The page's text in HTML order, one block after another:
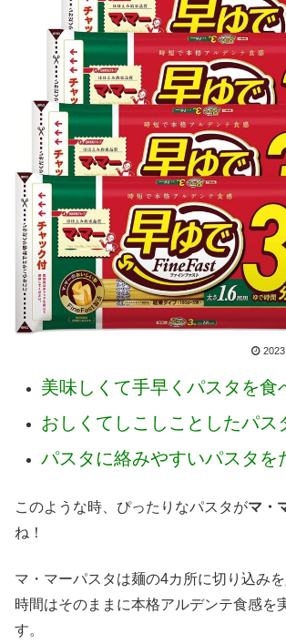
美味しくて手早くパスタを食
おしくてしこしことしたパス
パスタに絡みやすいパスタを
このような時、ぴったりなパスタがマ・
ね！
マ・マーパスタは麺の4カ所に切り込み
時間はそのままに本格アルデンテ食感を
す。